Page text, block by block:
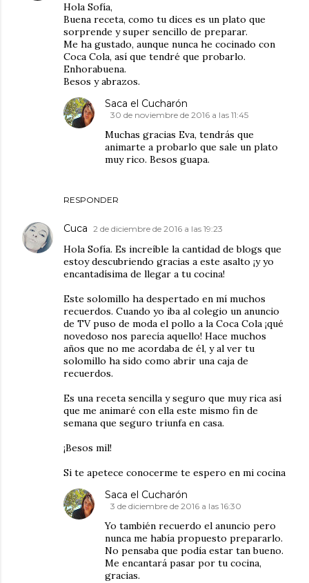
Hola Sofía,
Buena receta, como tu dices es un plato que
sorprende y super sencillo de preparar.
Me ha gustado, aunque nunca he cocinado con
Coca Cola, así que tendré que probarlo.
Enhorabuena.
Besos y abrazos.
RESPONDER
Saca el Cucharón
30 de noviembre de 2016 a las 11:45
Muchas gracias Eva, tendrás que
animarte a probarlo que sale un plato
muy rico. Besos guapa.
Cuca 2 de diciembre de 2016 a las 19:23
Hola Sofía. Es increíble la cantidad de blogs que
estoy descubriendo gracias a este asalto ¡y yo
encantadísima de llegar a tu cocina!
Este solomillo ha despertado en mí muchos
recuerdos. Cuando yo iba al colegio un anuncio
de TV puso de moda el pollo a la Coca Cola ¡qué
novedoso nos parecía aquello! Hace muchos
años que no me acordaba de él, y al ver tu
solomillo ha sido como abrir una caja de
recuerdos.
Es una receta sencilla y seguro que muy rica así
que me animaré con ella este mismo fin de
semana que seguro triunfa en casa.
¡Besos mil!
Si te apetece conocerme te espero en mi cocina
Saca el Cucharón
3 de diciembre de 2016 a las 16:30
Yo también recuerdo el anuncio pero
nunca me había propuesto prepararlo.
No pensaba que podía estar tan bueno.
Me encantará pasar por tu cocina,
gracias.